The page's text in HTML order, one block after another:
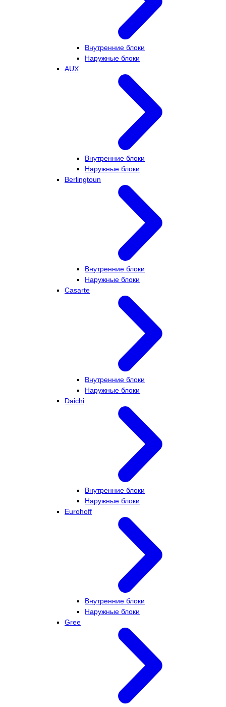
Внутренние блоки
Наружные блоки
AUX
Внутренние блоки
Наружные блоки
Berlingtoun
Внутренние блоки
Наружные блоки
Casarte
Внутренние блоки
Наружные блоки
Daichi
Внутренние блоки
Наружные блоки
Eurohoff
Внутренние блоки
Наружные блоки
Gree